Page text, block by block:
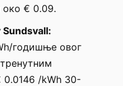
око € 0.09.
Sundsvall:
годишње овог
0.0146 /kWh 30-